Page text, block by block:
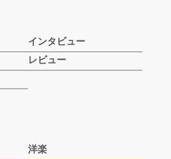
インタビュー
レビュー
洋楽